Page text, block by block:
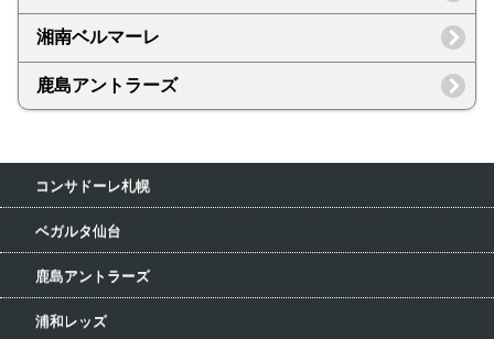
湘南ベルマーレ
鹿島アントラーズ
コンサドーレ札幌
ベガルタ仙台
鹿島アントラーズ
浦和レッズ